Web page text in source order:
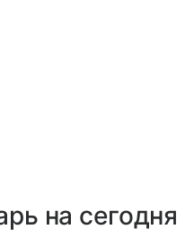
на сегодня